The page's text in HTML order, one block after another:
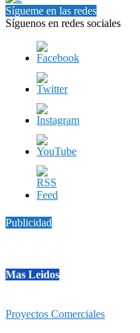
Sígueme en las redes
Síguenos en redes sociales
Publicidad
Mas Leidos
Proyectos Comerciales